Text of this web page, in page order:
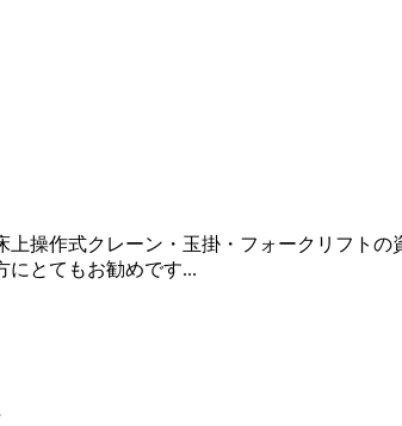
上操作式クレーン・玉掛・フォークリフト
にとてもお勧めです...